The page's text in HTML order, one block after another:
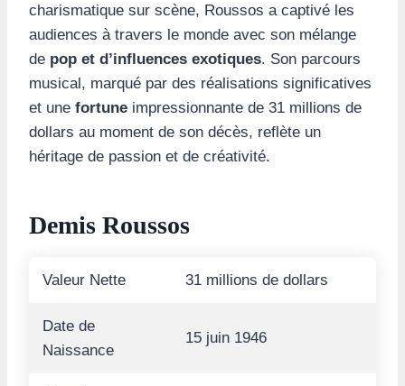
charismatique sur scène, Roussos a captivé les
audiences à travers le monde avec son mélange
de pop et d’influences exotiques. Son parcours
musical, marqué par des réalisations significatives
et une fortune impressionnante de 31 millions de
dollars au moment de son décès, reflète un
héritage de passion et de créativité.
Demis Roussos
Valeur Nette 31 millions de dollars
Date de
Naissance
15 juin 1946